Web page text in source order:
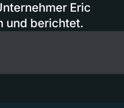
Eric
und berichtet.